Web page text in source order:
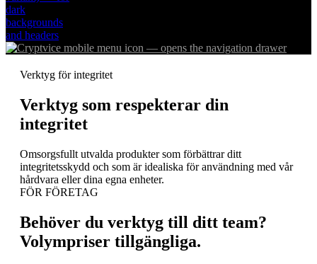
Verktyg för integritet
Verktyg som respekterar din
integritet
Omsorgsfullt utvalda produkter som förbättrar ditt
integritetsskydd och som är idealiska för användning med vår
hårdvara eller dina egna enheter.
FÖR FÖRETAG
Behöver du verktyg till ditt team?
Volympriser tillgängliga.